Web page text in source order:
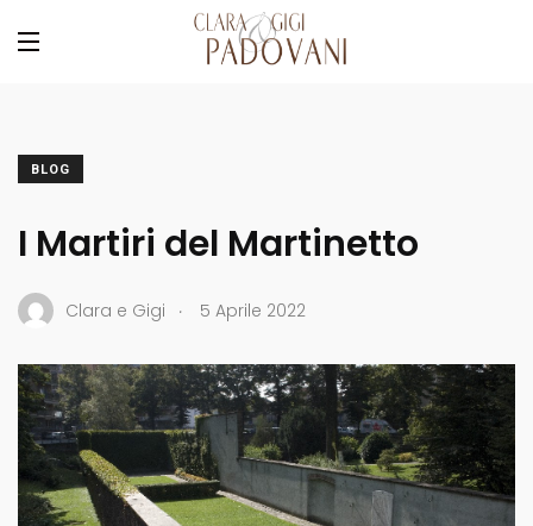
BLOG
I Martiri del Martinetto
Clara e Gigi . 5 Aprile 2022